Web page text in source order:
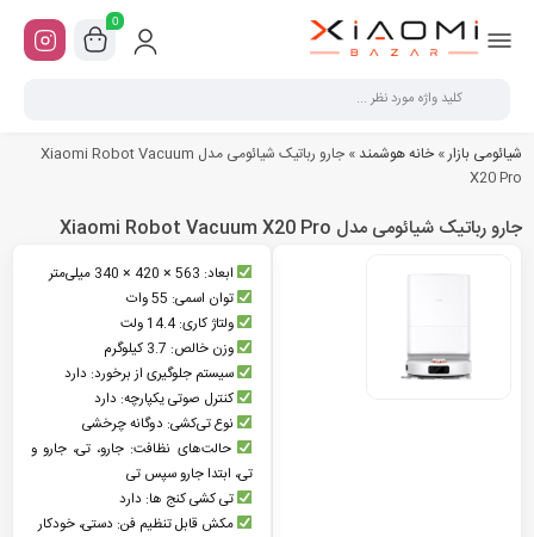
0
شیائومی بازار» خانه هوشمند »
جارو رباتیک شیائومی مدل Xiaomi Robot Vacuum
X20 Pro
جارو رباتیک شیائومی مدل Xiaomi Robot Vacuum X20 Pro
ابعاد: 563 × 420 × 340 میلی‌متر
توان اسمی: 55 وات
ولتاژ کاری: 14.4 ولت
وزن خالص: 3.7 کیلوگرم
سیستم جلوگیری از برخورد: دارد
کنترل صوتی یکپارچه: دارد
نوع تی‌کشی: دوگانه چرخشی
حالت‌های نظافت: جارو، تی، جارو و
تی، ابتدا جارو سپس تی
تی کشی کنج ها: دارد
مکش قابل تنظیم فن: دستی، خودکار